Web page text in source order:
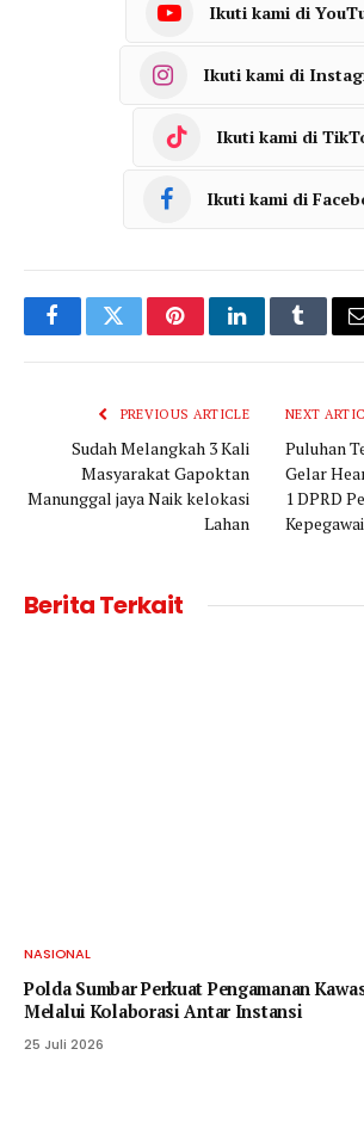
Ikuti kami di
Ikuti kami di
Ikuti kami di
Ikuti kami di
FacebookTwitterPinterestLinkedInTumblr
PREVIOUS ARTICLE
Sudah Melangkah 3 Kali
Masyarakat Gapoktan
Manunggal jaya Naik kelokasi
Lahan
NEXT
Puluhan
Gelar
1 DPRD
Berita Terkait
NASIONAL
Polda Sumbar Perkuat Pengamanan
Melalui Kolaborasi Antar Instansi
25 Juli 2026